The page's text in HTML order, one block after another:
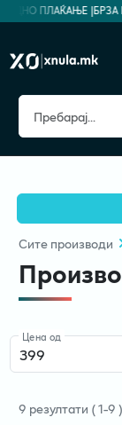
ПЛАЌАЊЕ |БРЗА
Ситепроизводи
Цена од
9 резултати (1-9)